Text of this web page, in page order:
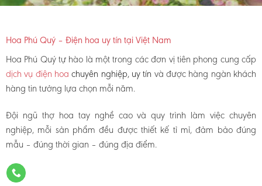
Hoa Phú Quý – Điện hoa uy tín tại Việt Nam
Hoa Phú Quý tự hào là một trong các đơn vị tiên phong cung cấp
dịch vụ điện hoachuyên nghiệp, uy tín và được hàng ngàn khách
hàng tin tưởng lựa chọn mỗi năm.
Đội ngũ thợ hoa tay nghề cao và quy trình làm việc chuyên
nghiệp, mỗi sản phẩm đều được thiết kế tỉ mỉ, đảm bảo đúng
mẫu – đúng thời gian – đúng địa điểm.